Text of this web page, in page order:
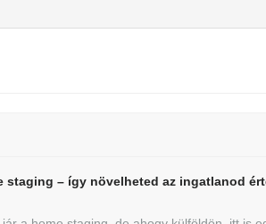
staging – így növelheted az ingatlanod